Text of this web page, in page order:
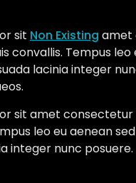
sit Non Existing amet
convallis. Tempus
lacinia integer
sit amet
leo eu aenean
integer nunc